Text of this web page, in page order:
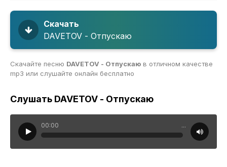
Скачать
DAVETOV - Отпускаю
Скачайте песню DAVETOV - Отпускаю в отличном качестве
mp3 или слушайте онлайн бесплатно
Слушать DAVETOV - Отпускаю
00:00 ...